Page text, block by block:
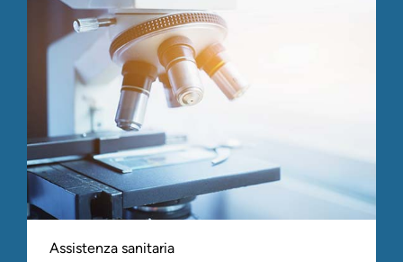
Assistenza sanitaria